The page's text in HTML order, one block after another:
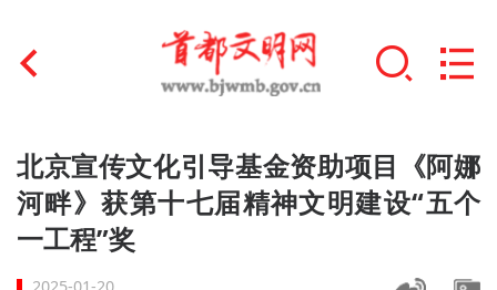
首页
文明创建
+
文明实践
北京宣传文化引导基金资助项目《阿娜
河畔》获第十七届精神文明建设“五个
一工程”奖